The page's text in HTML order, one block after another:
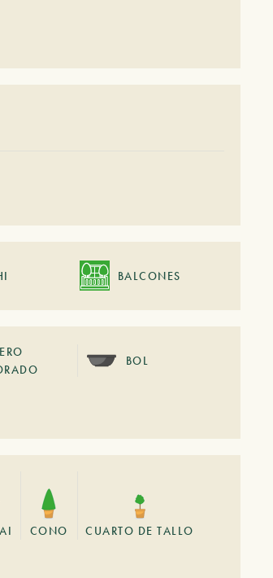
BALCONES
BOL
CONO CUARTO DE TALLO